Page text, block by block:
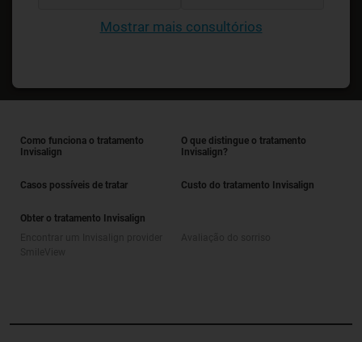
Mostrar mais consultórios
Como funciona o tratamento
Invisalign
O que distingue o tratamento
Invisalign?
Casos possíveis de tratar Custo do tratamento Invisalign
Obter o tratamento Invisalign